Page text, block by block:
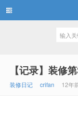
【记录】装修
装修日记 crifan 12年